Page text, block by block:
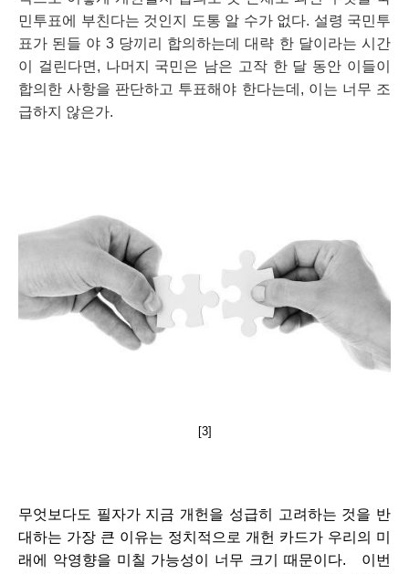
민투표에 부친다는 것인지 도통 알 수가 없다. 설령 국민투
표가 된들 야 3 당끼리 합의하는데 대략 한 달이라는 시간
이 걸린다면, 나머지 국민은 남은 고작 한 달 동안 이들이
합의한 사항을 판단하고 투표해야 한다는데, 이는 너무 조
급하지 않은가.
[3]
무엇보다도 필자가 지금 개헌을 성급히 고려하는 것을 반
대하는 가장 큰 이유는 정치적으로 개헌 카드가 우리의 미
래에 악영향을 미칠 가능성이 너무 크기 때문이다.   이번